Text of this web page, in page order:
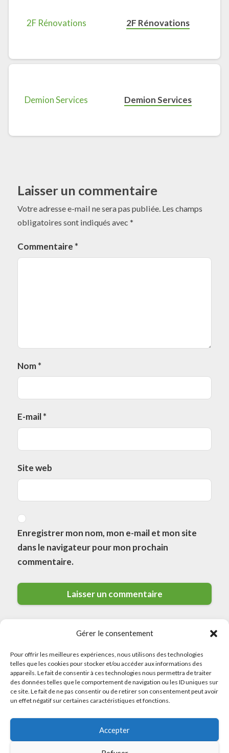
Gérer le consentement
Pour offrir les meilleures expériences, nous utilisons des technologies
telles que les cookies pour stocker et/ou accéder aux informations des
appareils. Le fait de consentir à ces technologies nous permettra de traiter
des données telles que le comportement de navigation ou les ID uniques sur
ce site. Le fait de ne pas consentir ou de retirer son consentement peut avoir
un effet négatif sur certaines caractéristiques et fonctions.
Accepter
2F Rénovations
Demion Services
Laisser un commentaire
Votre adresse e-mail ne sera pas publiée. Les champs
obligatoires sont indiqués avec *
Commentaire *
Nom*
E-mail*
Site web
Enregistrer mon nom, mon e-mail et mon site
dans le navigateur pour mon prochain
commentaire.
© 2026 Meilleurs Plombiers · All rights reserved
Mentions Légales